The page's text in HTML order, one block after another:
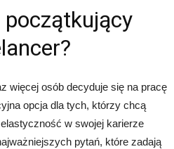
początkujący
więcej osób decyduje się na pracę
opcja dla tych, którzy chcą
w swojej karierze
pytań, które zadają